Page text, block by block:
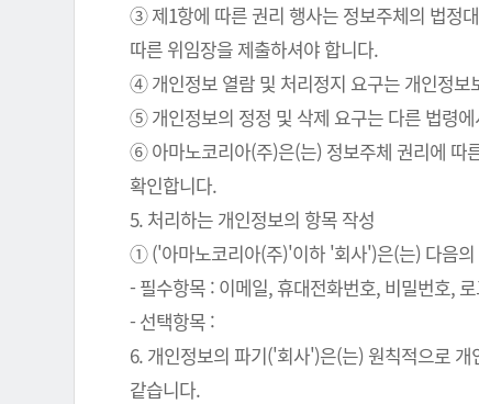
③ 제1항에 따른 권리 행사는 정보주체의 법정
따른 위임장을 제출하셔야 합니다.
④ 개인정보 열람 및 처리정지 요구는 개인정보
⑤ 개인정보의 정정 및 삭제 요구는 다른 법령
⑥ 아마노코리아(주)은(는) 정보주체 권리에 따
확인합니다.
5. 처리하는 개인정보의 항목 작성
① ('아마노코리아(주)'이하 '회사')은(는) 다음
- 필수항목 : 이메일, 휴대전화번호, 비밀번호,
- 선택항목 :
6. 개인정보의 파기('회사')은(는) 원칙적으로
같습니다.